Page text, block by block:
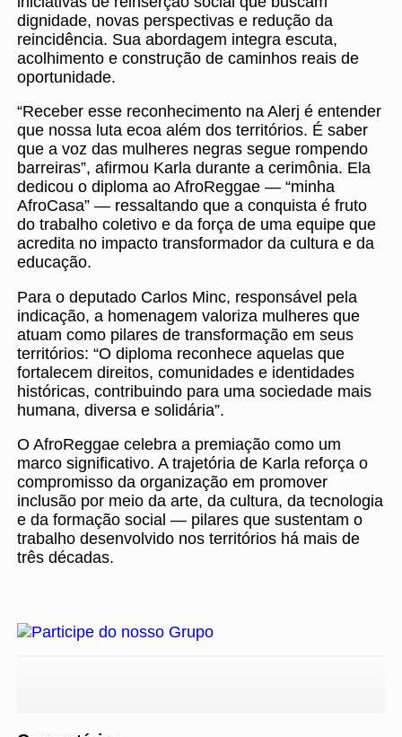
dignidade, novas perspectivas e redução da
reincidência. Sua abordagem integra escuta,
acolhimento e construção de caminhos reais de
oportunidade.
“Receber esse reconhecimento na Alerj é entender
que nossa luta ecoa além dos territórios. É saber
que a voz das mulheres negras segue rompendo
barreiras”, afirmou Karla durante a cerimônia. Ela
dedicou o diploma ao AfroReggae — “minha
AfroCasa” — ressaltando que a conquista é fruto
do trabalho coletivo e da força de uma equipe que
acredita no impacto transformador da cultura e da
educação.
Para o deputado Carlos Minc, responsável pela
indicação, a homenagem valoriza mulheres que
atuam como pilares de transformação em seus
territórios: “O diploma reconhece aquelas que
fortalecem direitos, comunidades e identidades
históricas, contribuindo para uma sociedade mais
humana, diversa e solidária”.
O AfroReggae celebra a premiação como um
marco significativo. A trajetória de Karla reforça o
compromisso da organização em promover
inclusão por meio da arte, da cultura, da tecnologia
e da formação social — pilares que sustentam o
trabalho desenvolvido nos territórios há mais de
três décadas.